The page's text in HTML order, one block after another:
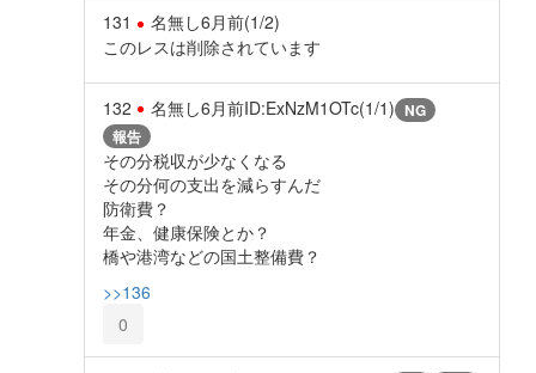
131 名無し6月前(1/2)
このレスは削除されています
132 名無し6月前ID:ExNzM1OTc(1/1) NG
報告
その分税収が少なくなる
その分何の支出を減らすんだ
防衛費？
年金、健康保険とか？
橋や港湾などの国土整備費？
>>136
0